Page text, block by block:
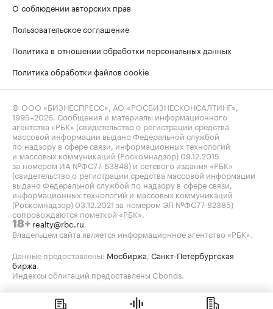
О соблюдении авторских прав
Пользовательское соглашение
Политика в отношении обработки персональных данных
Политика обработки файлов cookie
© ООО «БИЗНЕСПРЕСС», АО «РОСБИЗНЕСКОНСАЛТИНГ»,
1995–2026 . Сообщения и материалы информационного
агентства «РБК» (свидетельство о регистрации средства
массовой информации выдано Федеральной службой
по надзору в сфере связи, информационных технологий
и массовых коммуникаций (Роскомнадзор) 09.12.2015
за номером ИА №ФС77-63848) и сетевого издания «РБК»
(свидетельство о регистрации средства массовой информации
выдано Федеральной службой по надзору в сфере связи,
информационных технологий и массовых коммуникаций
(Роскомнадзор) 03.12.2021 за номером ЭЛ №ФС77-82385)
сопровождаются пометкой «РБК».
18+ realty@rbc.ru
Владельцем сайта является информационное агентство «РБК».
Данные предоставлены: Мосбиржа Санкт-Петербургская
биржа
Индексы облигаций предоставлены Cbonds.